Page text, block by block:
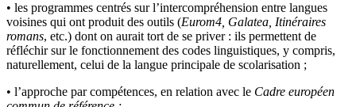
• les programmes centrés sur l’intercompréhension entre langues
voisines qui ont produit des outils (Eurom4, Galatea, Itinéraires
romans, etc.) dont on aurait tort de se priver : ils permettent de
réfléchir sur le fonctionnement des codes linguistiques, y compris,
naturellement, celui de la langue principale de scolarisation ;
• l’approche par compétences, en relation avec le Cadre européen